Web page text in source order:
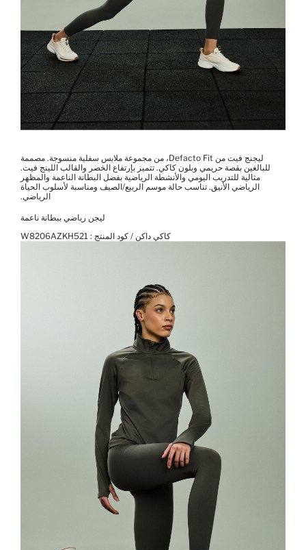
ليجنج فيت من Defacto Fit، من مجموعة ملابس سفلية منسوجة. مصممة
للبالغين بقصة حريمي وبلون كاكي. تتميز بإرتفاع الخصر والقالب اللينج فيت.
مثالية للتدريب اليومي والأنشطة الرياضية بفضل البطانة الناعمة والمظهر
الرياضي الأنيق. تناسب حالة موسم الربيع/الصيف ومناسبة لأسلوب الحياة
الرياضي.
ليجن رياضي ببطانة ناعمة
كاكي داكن / كود المنتج : W8206AZKH521